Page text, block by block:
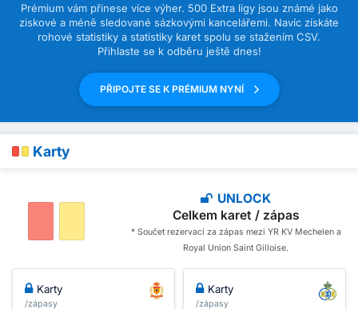
Prémium vám přinese více výher. 500 Extra ligy jsou známé jako
ziskové a méně sledované sázkovými kancelářemi. Navíc získáte
rohové statistiky a statistiky karet spolu se stažením CSV.
Přihlaste se k odběru ještě dnes!
PŘIPOJTE SE K PRÉMIUM NYNÍ
Karty
UNLOCK
Celkem karet / zápas
* Součet rezervací za zápas mezi YR KV Mechelen a
Royal Union Saint Gilloise.
Karty
/zápasy
Karty
/zápasy